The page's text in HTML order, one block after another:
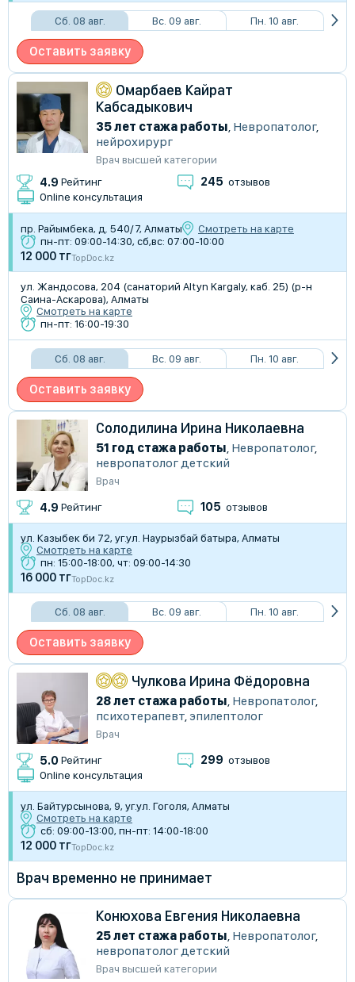
Сб. 08 авг. Вс. 09 авг. Пн. 10 авг.
Оставить заявку
Омарбаев Кайрат
Кабсадыкович
35 лет стажа работы, Невропатолог,
нейрохирург
Врач высшей категории
4.9 Рейтинг 245 отзывов
Online консультация
пр. Райымбека, д. 540/7, Алматы
Смотреть на карте
пн-пт: 09:00-14:30, сб,вс: 07:00-10:00
12 000 тгTopDoc.kz
​ул. Жандосова, 204 (санаторий Altyn Kargaly, каб. 25) (р-н
Саина-Аскарова), Алматы
Смотреть на карте
пн-пт: 16:00-19:30
Сб. 08 авг. Вс. 09 авг. Пн. 10 авг.
Оставить заявку
Солодилина Ирина Николаевна
51 год стажа работы, Невропатолог,
невропатолог детский
Врач
4.9 Рейтинг 105 отзывов
ул. Казыбек би 72, уг.ул. Наурызбай батыра, Алматы
Смотреть на карте
пн: 15:00-18:00, чт: 09:00-14:30
16 000 тгTopDoc.kz
Сб. 08 авг. Вс. 09 авг. Пн. 10 авг.
Оставить заявку
Чулкова Ирина Фёдоровна
28 лет стажа работы, Невропатолог,
психотерапевт, эпилептолог
Врач
5.0 Рейтинг 299 отзывов
Online консультация
ул. Байтурсынова, 9, уг.ул. Гоголя, Алматы
Смотреть на карте
сб: 09:00-13:00, пн-пт: 14:00-18:00
12 000 тгTopDoc.kz
Врач временно не принимает
Конюхова Евгения Николаевна
25 лет стажа работы, Невропатолог,
невропатолог детский
Врач высшей категории